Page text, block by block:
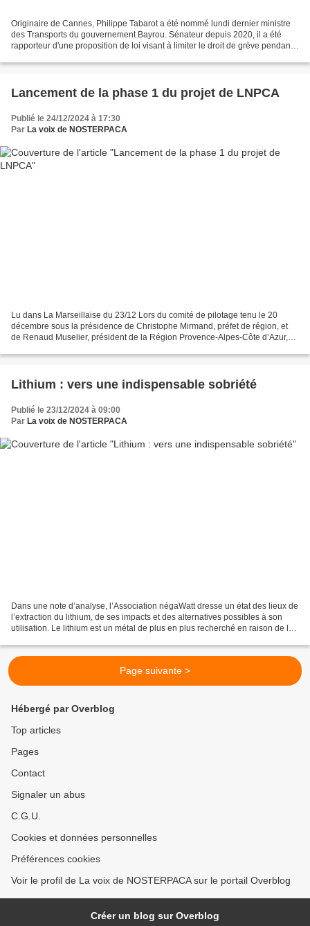
Originaire de Cannes, Philippe Tabarot a été nommé lundi dernier ministre
des Transports du gouvernement Bayrou. Sénateur depuis 2020, il a été
rapporteur d'une proposition de loi visant à limiter le droit de grève pendant
Lancement de la phase 1 du projet de LNPCA
Publié le 24/12/2024 à 17:30
Par La voix de NOSTERPACA
Lu dans La Marseillaise du 23/12 Lors du comité de pilotage tenu le 20
décembre sous la présidence de Christophe Mirmand, préfet de région, et
de Renaud Muselier, président de la Région Provence-Alpes-Côte d’Azur,
Lithium : vers une indispensable sobriété
Publié le 23/12/2024 à 09:00
Par La voix de NOSTERPACA
Dans une note d’analyse, l’Association négaWatt dresse un état des lieux de
l’extraction du lithium, de ses impacts et des alternatives possibles à son
utilisation. Le lithium est un métal de plus en plus recherché en raison de la
Page suivante >
Hébergé par Overblog
Top articles
Pages
Contact
Signaler un abus
C.G.U.
Cookies et données personnelles
Préférences cookies
Voir le profil de La voix de NOSTERPACA sur le portail Overblog
Créer un blog sur Overblog